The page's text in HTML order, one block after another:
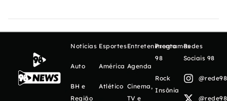
Notícias
Auto
BH e
Região
Esportes
América
Atlético
Entretenimento
Agenda
Cinema,
TV e
Programas
98
Rock
Insônia
Redes
Sociais 98